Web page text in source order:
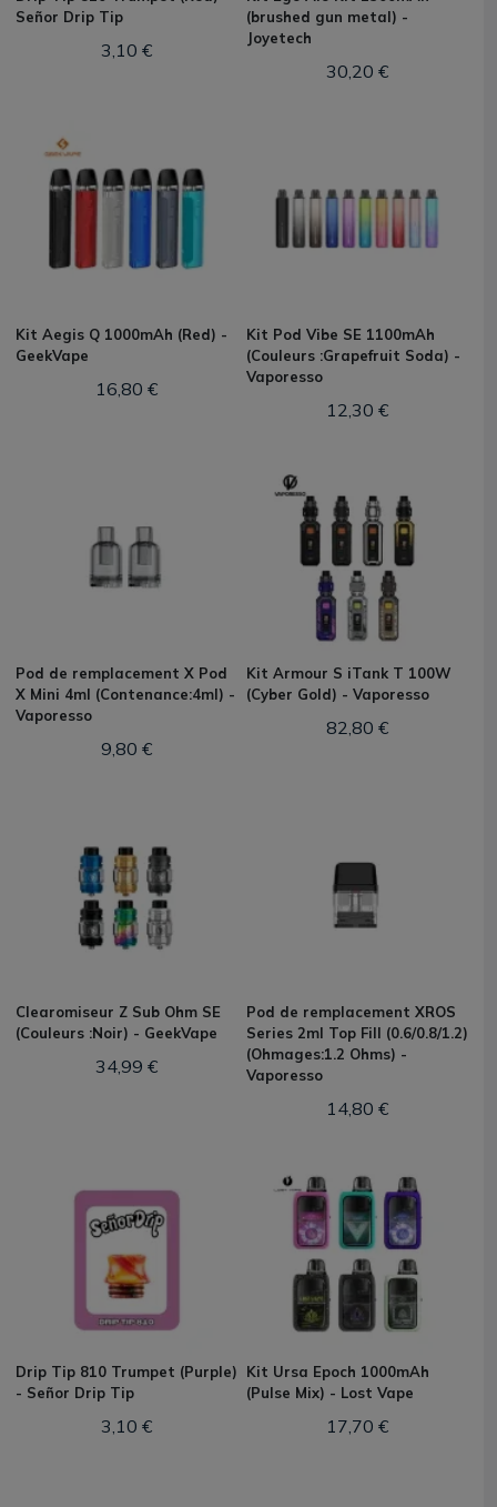
Señor Drip Tip
3,10 €
(brushed gun metal) -
Joyetech
30,20 €
Kit Aegis Q 1000mAh (Red) -
GeekVape
16,80 €
Kit Pod Vibe SE 1100mAh
(Couleurs :Grapefruit Soda) -
Vaporesso
12,30 €
Pod de remplacement X Pod
X Mini 4ml (Contenance:4ml) -
Vaporesso
9,80 €
Kit Armour S iTank T 100W
(Cyber Gold) - Vaporesso
82,80 €
Clearomiseur Z Sub Ohm SE
(Couleurs :Noir) - GeekVape
34,99 €
Pod de remplacement XROS
Series 2ml Top Fill (0.6/0.8/1.2)
(Ohmages:1.2 Ohms) -
Vaporesso
14,80 €
Drip Tip 810 Trumpet (Purple)
- Señor Drip Tip
3,10 €
Kit Ursa Epoch 1000mAh
(Pulse Mix) - Lost Vape
17,70 €